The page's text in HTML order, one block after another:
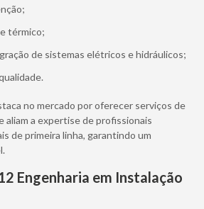
térmico;
de sistemas elétricos e hidráulicos;
no mercado por oferecer serviços de
aliam a expertise de profissionais
de primeira linha, garantindo um
Engenharia em Instalação